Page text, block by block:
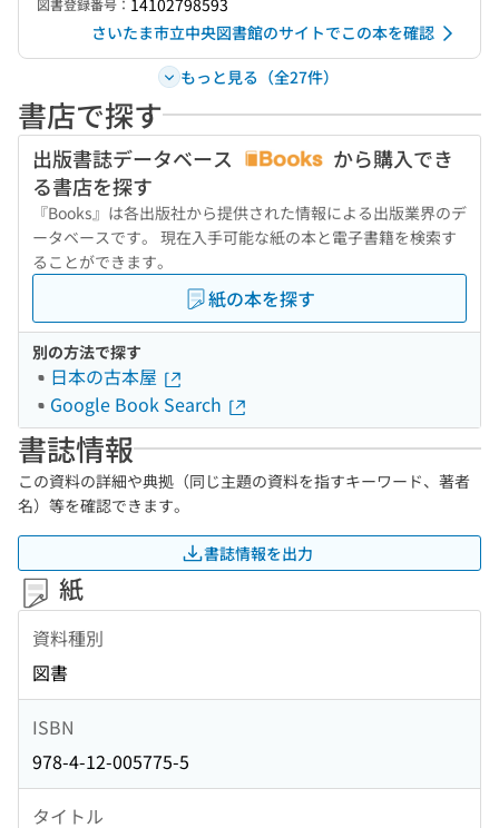
図書登録番号： 14102798593
さいたま市立中央図書館のサイトでこの本を確認
もっと見る（全27件）
書店で探す
出版書誌データベース
から購入でき
る書店を探す
『Books』は各出版社から提供された情報による出版業界のデ
ータベースです。 現在入手可能な紙の本と電子書籍を検索す
ることができます。
紙の本を探す
別の方法で探す
日本の古本屋
Google Book Search
書誌情報
この資料の詳細や典拠（同じ主題の資料を指すキーワード、著者
名）等を確認できます。
書誌情報を出力
紙
資料種別
図書
ISBN
978-4-12-005775-5
タイトル